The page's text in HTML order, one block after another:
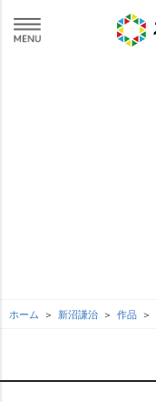
ホーム 新沼謙治 作品